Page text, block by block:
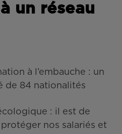
à un réseau
à l’embauche : un
de 84 nationalités
: il est de
nos salariés et